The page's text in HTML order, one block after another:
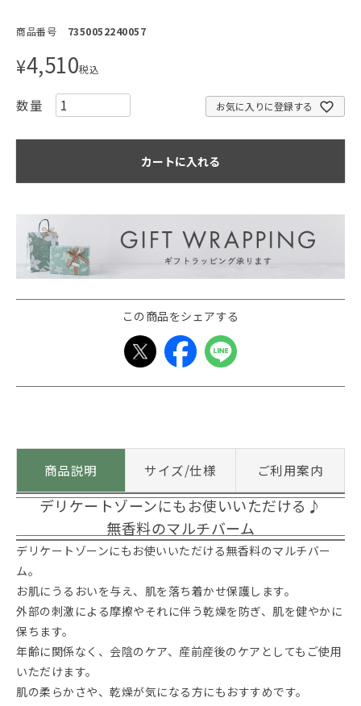
商品番号 7350052240057
¥4,510税込
お気に入りに登録する
カートに入れる
この商品をシェアする
商品説明 サイズ/仕様 ご利用案内
デリケートゾーンにもお使いいただける♪
無香料のマルチバーム
デリケートゾーンにもお使いいただける無香料のマルチバー
ム。
お肌にうるおいを与え、肌を落ち着かせ保護します。
外部の刺激による摩擦やそれに伴う乾燥を防ぎ、肌を健やかに
保ちます。
年齢に関係なく、会陰のケア、産前産後のケアとしてもご使用
いただけます。
肌の柔らかさや、乾燥が気になる方にもおすすめです。